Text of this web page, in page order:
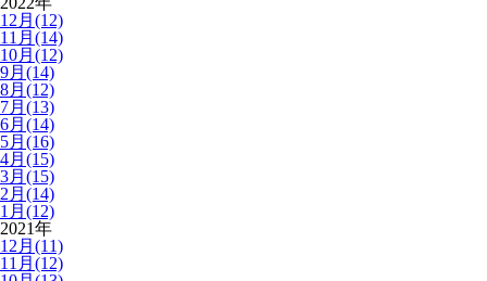
12月(12)
11月(14)
10月(12)
9月(14)
8月(12)
7月(13)
6月(14)
5月(16)
4月(15)
3月(15)
2月(14)
1月(12)
2021年
12月(11)
11月(12)